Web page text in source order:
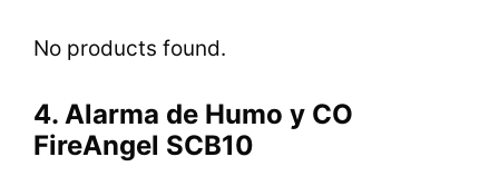
No products found.
4. Alarma de Humo y CO
FireAngel SCB10